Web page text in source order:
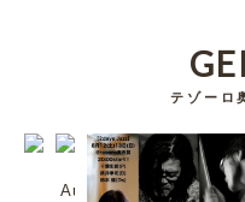
テゾーロ
Aug/2023